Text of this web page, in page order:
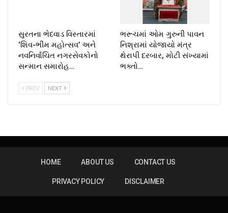
સુરતના ભેદવાડ વિસ્તારમાં
‘શિવ-ભીમ મહોત્સવ’ અને
નવનિર્વાચિત નગરસેવકોનો
સન્માન સમારોહ…
ભરૂચમાં ઓમ ગુરુની પાવન
નિશ્રામાં યોજાયો મંત્ર
થેરાપી દરબાર, મોટી સંખ્યામાં
ભક્તો…
PREV NEXT
HOME ABOUT US CONTACT US
PRIVACY POLICY DISCLAIMER